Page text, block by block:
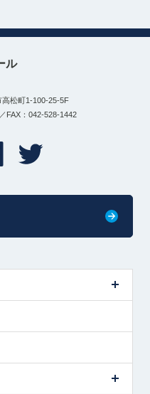
ル
松町1-100-25-5F
FAX：042-528-1442